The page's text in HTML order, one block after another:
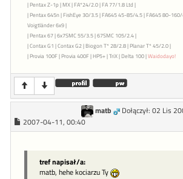
| Pentax Z-1p | MX | FA*24/2.0 | FA 77/1.8 Ltd |
| Pentax 645n | FishEye 30/3.5 | FA645 45-85/4.5 | FA645 80-
Voigtländer 6x9 |
| Pentax 67 | 6x7SMC 55/3.5 | 67SMC 105/2.4 |
| Contax G1 | Contax G2 | Biogon T* 28/2.8 | Planar T* 45/2.0 |
| Provia 100F | Provia 400F | HP5+ | TriX | Delta 100 |Waidodayo!
matb
Dołączył: 02 Lis
2007-04-11, 00:40
tref napisał/a:
matb, hehe kociarzu Ty